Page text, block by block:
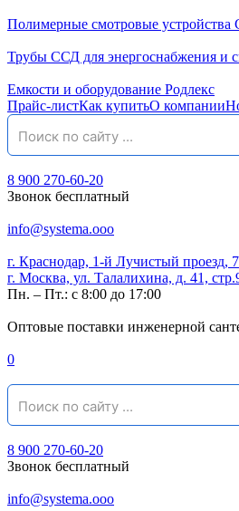
Полимерные смотровые
Трубы ССД для энергоснабжения и
Емкости и оборудование Родлекс
Прайс-листКак купитьО компании
8 900 270-60-20
Звонок бесплатный
info@systema.ooo
г. Краснодар, 1-й Лучистый проезд, 7
г. Москва, ул. Талалихина, д. 41,
Пн. – Пт.: с 8:00 до 17:00
Оптовые поставки инженерной
0
8 900 270-60-20
Звонок бесплатный
info@systema.ooo